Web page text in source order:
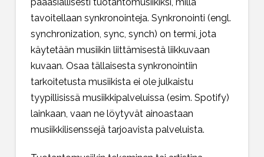
tavoitellaan synkronointeja. Synkronointi (engl.
synchronization, sync, synch) on termi, jota
käytetään musiikin liittämisestä liikkuvaan
kuvaan. Osaa tällaisesta synkronointiin
tarkoitetusta musiikista ei ole julkaistu
tyypillisissä musiikkipalveluissa (esim. Spotify)
lainkaan, vaan ne löytyvät ainoastaan
musiikkilisenssejä tarjoavista palveluista.